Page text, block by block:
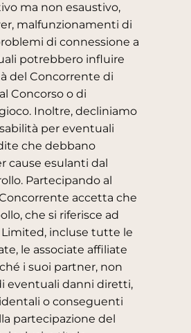
ma non esaustivo,
malfunzionamenti di
di connessione a
potrebbero influire
del Concorrente di
Concorso o di
Inoltre, decliniamo
per eventuali
che debbano
cause esulanti dal
Partecipando al
accetta che
che si riferisce ad
Limited, incluse tutte le
le associate affiliate
i suoi partner, non
eventuali danni diretti,
o conseguenti
partecipazione del